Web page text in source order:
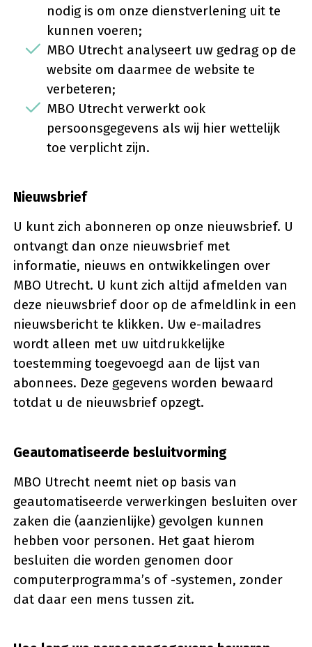
nodig is om onze dienstverlening uit te
kunnen voeren;
MBO Utrecht analyseert uw gedrag op de
website om daarmee de website te
verbeteren;
MBO Utrecht verwerkt ook
persoonsgegevens als wij hier wettelijk
toe verplicht zijn.
Nieuwsbrief
U kunt zich abonneren op onze nieuwsbrief. U
ontvangt dan onze nieuwsbrief met
informatie, nieuws en ontwikkelingen over
MBO Utrecht. U kunt zich altijd afmelden van
deze nieuwsbrief door op de afmeldlink in een
nieuwsbericht te klikken. Uw e-mailadres
wordt alleen met uw uitdrukkelijke
toestemming toegevoegd aan de lijst van
abonnees. Deze gegevens worden bewaard
totdat u de nieuwsbrief opzegt.
Geautomatiseerde besluitvorming
MBO Utrecht neemt niet op basis van
geautomatiseerde verwerkingen besluiten over
zaken die (aanzienlijke) gevolgen kunnen
hebben voor personen. Het gaat hierom
besluiten die worden genomen door
computerprogramma’s of -systemen, zonder
dat daar een mens tussen zit.